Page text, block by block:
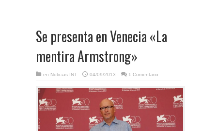
Se presenta en Venecia «La
mentira Armstrong»
en Noticias INT 04/09/2013 1 Comentario